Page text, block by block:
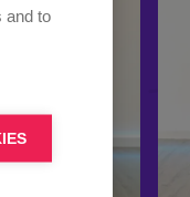
and to